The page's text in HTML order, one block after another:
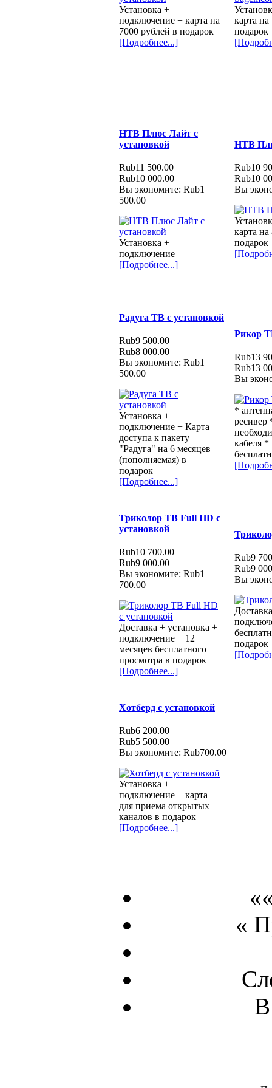
Установка +
подключение + карта на
7000 рублей в подарок
[Подробнее...]
карта
подарок
НТВ Плюс Лайт с
установкой
Rub11 500.00
Rub10 000.00
Вы экономите: Rub1
500.00
Установка +
подключение
[Подробнее...]
НТВ
Rub10
Rub10
Вы
карта
подарок
Радуга ТВ с установкой
Rub9 500.00
Rub8 000.00
Вы экономите: Rub1
500.00
Установка +
подключение + Карта
доступа к пакету
"Радуга" на 6 месяцев
(пополняемая) в
подарок
[Подробнее...]
Рикор
Rub13
Rub13
Вы
*
ресивер
кабеля *
Триколор ТВ Full HD с
установкой
Rub10 700.00
Rub9 000.00
Вы экономите: Rub1
700.00
Доставка + установка +
подключение + 12
месяцев бесплатного
просмотра в подарок
[Подробнее...]
Rub9
Rub9
Вы
подарок
Хотберд с установкой
Rub6 200.00
Rub5 500.00
Вы экономите: Rub700.00
Установка +
подключение + карта
для приема открытых
каналов в подарок
[Подробнее...]
«